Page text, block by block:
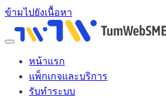
ข้ามไปยังเนื้อหา
หน้าแรก
แพ็กเกจและบริการ
รับทำระบบ